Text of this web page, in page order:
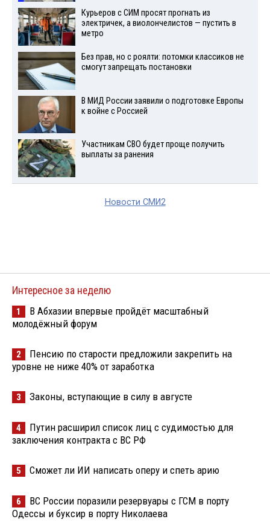
Курьеров с СИМ просят прогнать из
электричек, а виолончелистов — пустить в
метро
Без прав, но с роялти: потомки классиков не
смогут запрещать постановки
В МИД России заявили о подготовке Европы
к войне с Россией
Участникам СВО будет проще получить
выплаты за ранения
Новости СМИ2
Интересное за неделю
1
В Абхазии впервые пройдёт масштабный
молодёжный форум
2
Пенсию по старости предложили закрепить на
уровне не ниже 40% от заработка
3 Законы, вступающие в силу в августе
4
Путин расширил список лиц с судимостью для
заключения контракта с ВС РФ
5 Сможет ли ИИ написать оперу и спеть арию
6
ВС России поразили резервуары с ГСМ в порту
Одессы и буксир в порту Николаева